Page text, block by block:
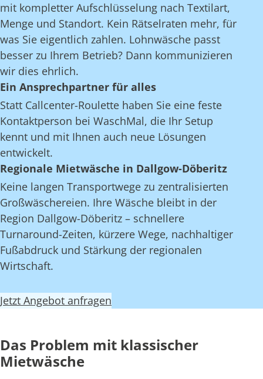
mit kompletter Aufschlüsselung nach Textilart,
Menge und Standort. Kein Rätselraten mehr, für
was Sie eigentlich zahlen. Lohnwäsche passt
besser zu Ihrem Betrieb? Dann kommunizieren
wir dies ehrlich.
Ein Ansprechpartner für alles
Statt Callcenter-Roulette haben Sie eine feste
Kontaktperson bei WaschMal, die Ihr Setup
kennt und mit Ihnen auch neue Lösungen
entwickelt.
Regionale Mietwäsche in Dallgow-Döberitz
Keine langen Transportwege zu zentralisierten
Großwäschereien. Ihre Wäsche bleibt in der
Region Dallgow-Döberitz – schnellere
Turnaround-Zeiten, kürzere Wege, nachhaltiger
Fußabdruck und Stärkung der regionalen
Wirtschaft.
Jetzt Angebot anfragen
Das Problem mit klassischer
Mietwäsche